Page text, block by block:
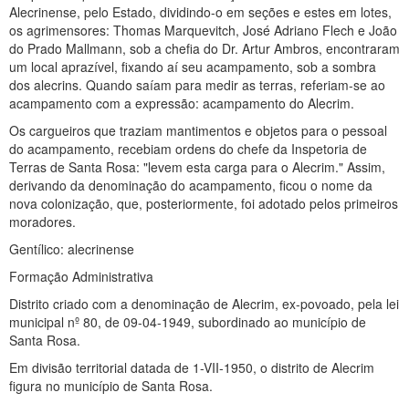
Alecrinense, pelo Estado, dividindo-o em seções e estes em lotes,
os agrimensores: Thomas Marquevitch, José Adriano Flech e João
do Prado Mallmann, sob a chefia do Dr. Artur Ambros, encontraram
um local aprazível, fixando aí seu acampamento, sob a sombra
dos alecrins. Quando saíam para medir as terras, referiam-se ao
acampamento com a expressão: acampamento do Alecrim.
Os cargueiros que traziam mantimentos e objetos para o pessoal
do acampamento, recebiam ordens do chefe da Inspetoria de
Terras de Santa Rosa: "levem esta carga para o Alecrim." Assim,
derivando da denominação do acampamento, ficou o nome da
nova colonização, que, posteriormente, foi adotado pelos primeiros
moradores.
Gentílico: alecrinense
Formação Administrativa
Distrito criado com a denominação de Alecrim, ex-povoado, pela lei
municipal nº 80, de 09-04-1949, subordinado ao município de
Santa Rosa.
Em divisão territorial datada de 1-VII-1950, o distrito de Alecrim
figura no município de Santa Rosa.